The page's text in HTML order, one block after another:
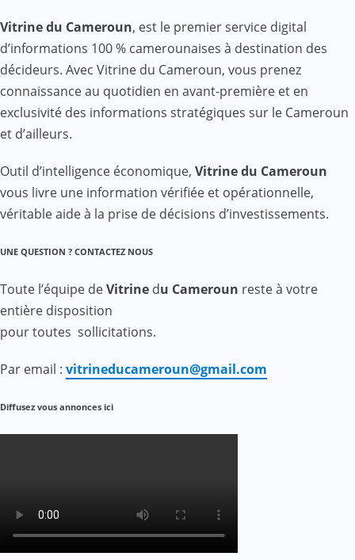
Vitrine du Cameroun, est le premier service digital
d’informations 100 % camerounaises à destination des
décideurs. Avec Vitrine du Cameroun, vous prenez
connaissance au quotidien en avant-première et en
exclusivité des informations stratégiques sur le Cameroun
et d’ailleurs.
Outil d’intelligence économique, Vitrine du Cameroun
vous livre une information vérifiée et opérationnelle,
véritable aide à la prise de décisions d’investissements.
UNE QUESTION ? CONTACTEZ NOUS
Toute l’équipe deVitrine du Cameroun reste à votre
entière disposition
pour toutes sollicitations.
Par email : vitrineducameroun@gmail.com
Diffusez vous annonces ici